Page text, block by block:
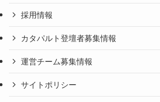
採用情報
カタパルト登壇者募集情報
運営チーム募集情報
サイトポリシー